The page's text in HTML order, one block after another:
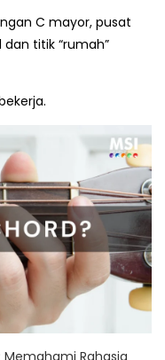
C mayor, pusat
titik “rumah”
Rahasia